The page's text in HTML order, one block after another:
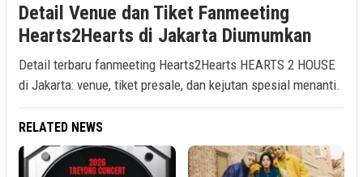
Detail Venue dan Tiket Fanmeeting
Hearts2Hearts di Jakarta Diumumkan
Detail terbaru fanmeeting Hearts2Hearts HEARTS 2 HOUSE
di Jakarta: venue, tiket presale, dan kejutan spesial menanti.
RELATED NEWS